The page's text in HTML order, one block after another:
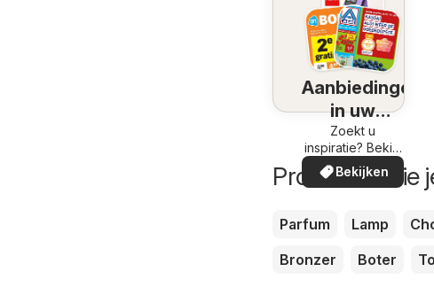
Aanbiedingen
in uw
omgeving
Zoekt u
inspiratie? Bekijk
de aanbiedingen
in uw buurt!
Bekijken
Producten die
Parfum Lamp
Bronzer
Boter